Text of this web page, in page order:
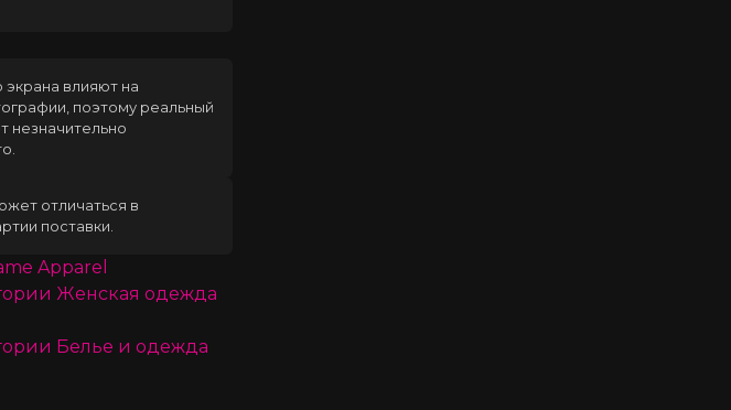
влияют на
поэтому реальный
незначительно
отличаться в
поставки.
Apparel
Женская одежда
Белье и одежда